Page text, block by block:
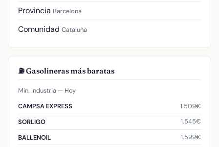
Provincia Barcelona
Comunidad Cataluña
⛽ Gasolineras más baratas
Min. Industria — Hoy
CAMPSA EXPRESS
1.509€
SORLIGO
1.545€
BALLENOIL
1.599€